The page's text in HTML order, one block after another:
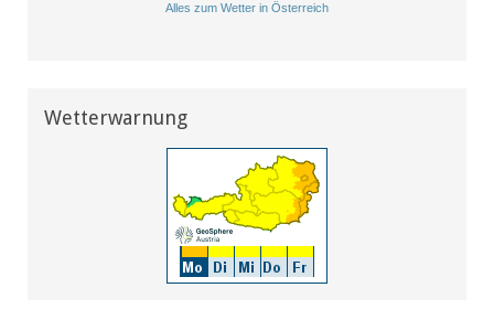
Alles zum Wetter in Österreich
Wetterwarnung